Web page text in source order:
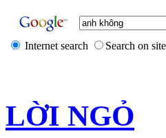
Internet search Search on
LỜI NGỎ